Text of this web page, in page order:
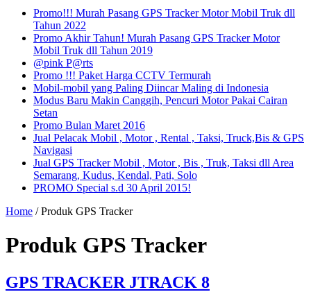
Promo!!! Murah Pasang GPS Tracker Motor Mobil Truk dll
Tahun 2022
Promo Akhir Tahun! Murah Pasang GPS Tracker Motor
Mobil Truk dll Tahun 2019
@pink P@rts
Promo !!! Paket Harga CCTV Termurah
Mobil-mobil yang Paling Diincar Maling di Indonesia
Modus Baru Makin Canggih, Pencuri Motor Pakai Cairan
Setan
Promo Bulan Maret 2016
Jual Pelacak Mobil , Motor , Rental , Taksi, Truck,Bis & GPS
Navigasi
Jual GPS Tracker Mobil , Motor , Bis , Truk, Taksi dll Area
Semarang, Kudus, Kendal, Pati, Solo
PROMO Special s.d 30 April 2015!
Home / Produk GPS Tracker
Produk GPS Tracker
GPS TRACKER JTRACK 8